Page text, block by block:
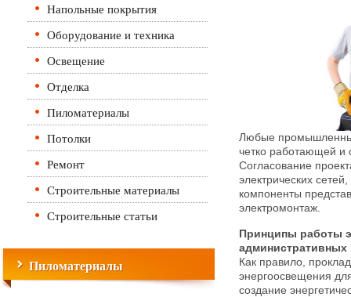
Напольные покрытия
Оборудование и техника
Освещение
Отделка
Пиломатериалы
Потолки
Ремонт
Строительные материалы
Строительные статьи
Пиломатериалы
Любые
четко работающей и
Согласование
электрических
компоненты
электромонтаж.
Принципы работы
административных
Как правило,
энергоосвещения
создание